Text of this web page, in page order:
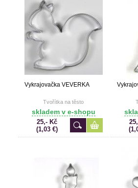
Vykrajovačka VEVERKA
Tvořítka na těsto
skladem v e-shopu
25,- Kč
(1,03 €)